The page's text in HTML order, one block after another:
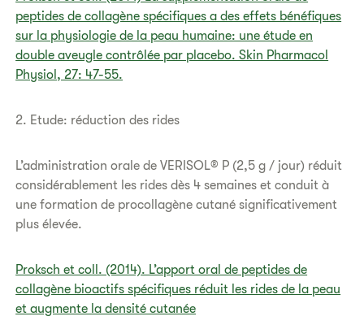
peptides de collagène spécifiques a des effets bénéfiques
sur la physiologie de la peau humaine: une étude en
double aveugle contrôlée par placebo. Skin Pharmacol
Physiol, 27: 47-55.
2. Etude: réduction des rides
L’administration orale de VERISOL® P (2,5 g / jour) réduit
considérablement les rides dès 4 semaines et conduit à
une formation de procollagène cutané significativement
plus élevée.
Proksch et coll. (2014). L’apport oral de peptides de
collagène bioactifs spécifiques réduit les rides de la peau
et augmente la densité cutanée